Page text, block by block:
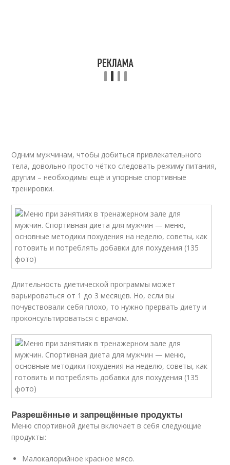
Одним мужчинам, чтобы добиться привлекательного
тела, довольно просто чётко следовать режиму питания,
другим – необходимы ещё и упорные спортивные
тренировки.
Длительность диетической программы может
варьироваться от 1 до 3 месяцев. Но, если вы
почувствовали себя плохо, то нужно прервать диету и
проконсультироваться с врачом.
Разрешённые и запрещённые продукты
Меню спортивной диеты включает в себя следующие
продукты:
Малокалорийное красное мясо.